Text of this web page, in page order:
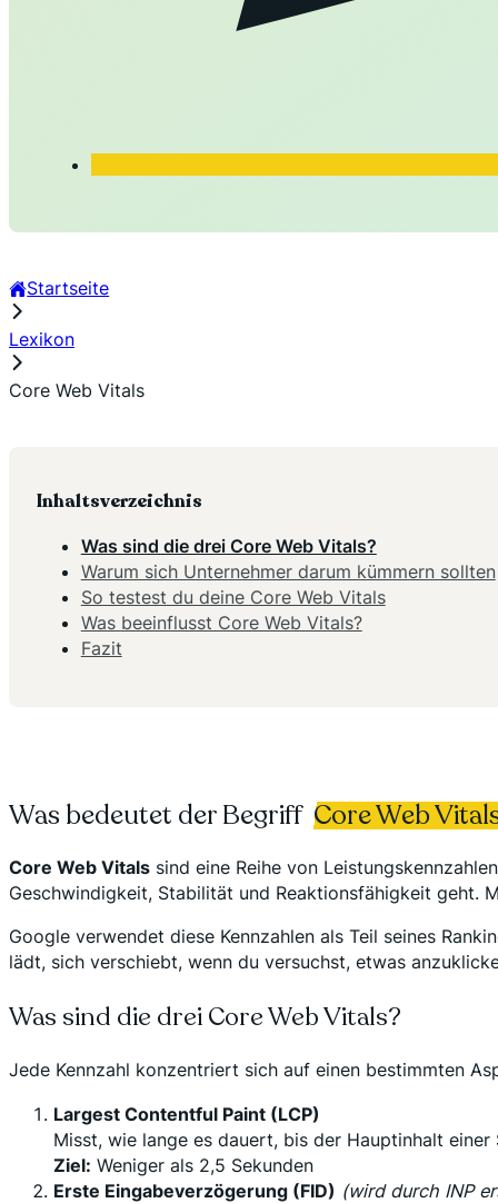
Startseite
Lexikon
Core Web Vitals
Was bedeutet der Begriff Core Web
Core Web Vitals sind eine Reihe von
Geschwindigkeit, Stabilität und Reaktionsfähigkeit geht.
Google verwendet diese Kennzahlen als Teil seines
lädt, sich verschiebt, wenn du versuchst, etwas
Was sind die drei Core Web Vitals?
Jede Kennzahl konzentriert sich auf einen bestimmten
Largest Contentful Paint (LCP)
Misst, wie lange es dauert, bis der Hauptinhalt
Ziel: Weniger als 2,5 Sekunden
Erste Eingabeverzögerung (FID) (wird durch INP
Inhaltsverzeichnis
Was sind die drei Core Web Vitals?
Warum sich Unternehmer darum kümmern sollten
So testest du deine Core Web Vitals
Was beeinflusst Core Web Vitals?
Fazit